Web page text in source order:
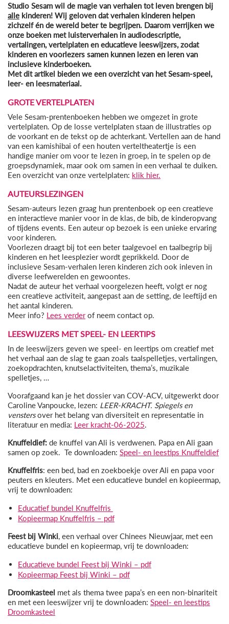
Studio Sesam wil de magie van verhalen tot leven brengen bij
alle kinderen! Wij geloven dat verhalen kinderen helpen
zichzelf én de wereld beter te begrijpen. Daarom verrijken we
onze boeken met luisterverhalen in audiodescriptie,
vertalingen, vertelplaten en educatieve leeswijzers, zodat
kinderen en voorlezers samen kunnen lezen en leren van
inclusieve kinderboeken.
Met dit artikel bieden we een overzicht van het Sesam-speel,
leer- en leesmateriaal.
GROTE VERTELPLATEN
Vele Sesam-prentenboeken hebben we omgezet in grote
vertelplaten. Op de losse vertelplaten staan de illustraties op
de voorkant en de tekst op de achterkant. Vertellen aan de hand
van een kamishibai of een houten verteltheatertje is een
handige manier om voor te lezen in groep, in te spelen op de
groepsdynamiek, maar ook om samen in een verhaal te duiken.
Een overzicht van onze vertelplaten: klik hier.
AUTEURSLEZINGEN
Sesam-auteurs lezen graag hun prentenboek op een creatieve
en interactieve manier voor in de klas, de bib, de kinderopvang
of tijdens events. Een auteur op bezoek is een unieke ervaring
voor kinderen.
Voorlezen draagt bij tot een beter taalgevoel en taalbegrip bij
kinderen en het leesplezier wordt geprikkeld. Door de
inclusieve Sesam-verhalen leren kinderen zich ook inleven in
diverse leefwerelden en gewoontes.
Nadat de auteur het verhaal voorgelezen heeft, volgt er nog
een creatieve activiteit, aangepast aan de setting, de leeftijd en
het aantal kinderen.
Meer info? Lees verderof neem contact op.
LEESWIJZERS MET SPEEL- EN LEERTIPS
In de leeswijzers geven we speel- en leertips om creatief met
het verhaal aan de slag te gaan zoals taalspelletjes, vertalingen,
zoekopdrachten, knutselactiviteiten, thema’s, muzikale
spelletjes, …
Voorafgaand kan je het dossier van COV-ACV, uitgewerkt door
Caroline Vanpoucke, lezen: LEER-KRACHT. Spiegels en
venstersover het belang van diversiteit en representatie in
literatuur en media: Leer kracht-06-2025
Knuffeldief: de knuffel van Ali is verdwenen. Papa en Ali gaan
samen op zoek. Te downloaden: Speel- en leestips Knuffeldief
Knuffelfris: een bed, bad en zoekboekje over Ali en papa voor
peuters en kleuters. Met een educatieve bundel en kopieermap,
vrij te downloaden:
Educatief bundel Knuffelfris
Kopieermap Knuffelfris – pdf
Feest bij Winki , een verhaal over Chinees Nieuwjaar, met een
educatieve bundel en kopieermap, vrij te downloaden:
Educatieve bundel Feest bij Winki – pdf
Kopieermap Feest bij Winki – pdf
Droomkasteel met als thema twee papa’s en een non-binariteit
en met een leeswijzer vrij te downloaden: Speel- en leestips
Droomkasteel